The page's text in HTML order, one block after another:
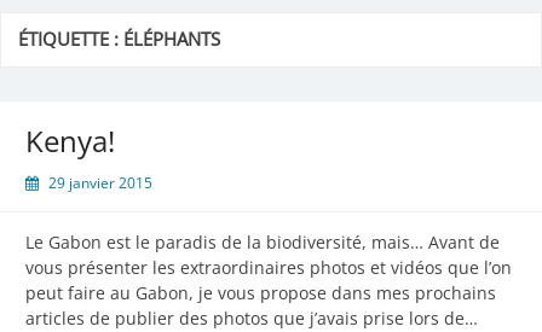
ÉTIQUETTE : ÉLÉPHANTS
Kenya!
29 janvier 2015
Le Gabon est le paradis de la biodiversité, mais… Avant de
vous présenter les extraordinaires photos et vidéos que l’on
peut faire au Gabon, je vous propose dans mes prochains
articles de publier des photos que j’avais prise lors de…